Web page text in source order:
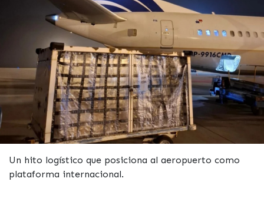
Un hito logístico que posiciona al aeropuerto como
plataforma internacional.